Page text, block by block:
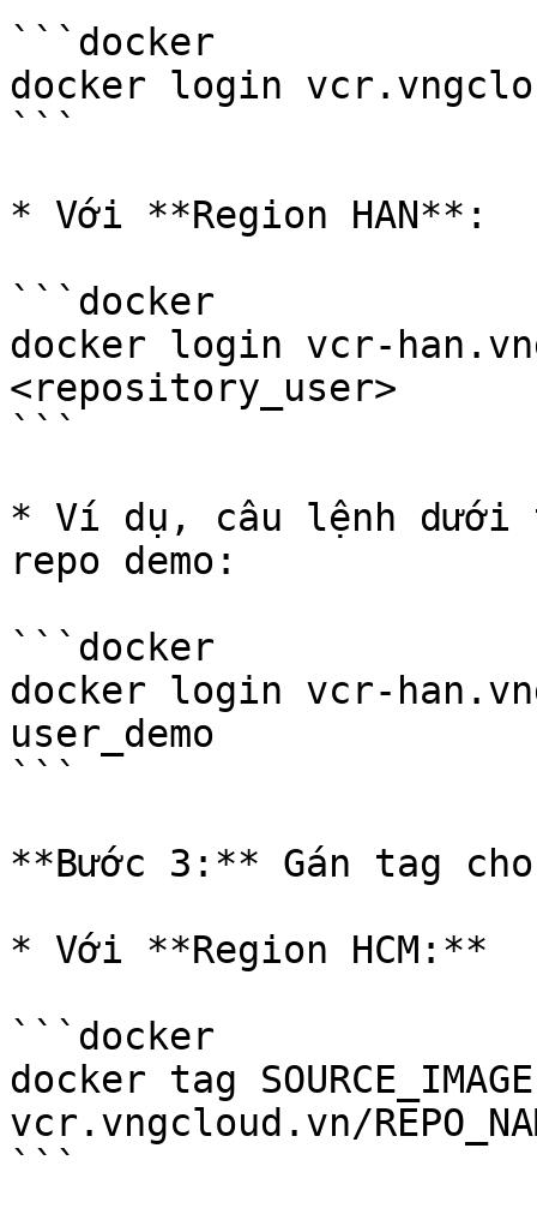
```docker
docker login
```
* Với **Region HAN**:
```docker
docker login vcr-
<repository_user>
```
* Ví dụ, câu lệnh dưới
repo demo:
```docker
docker login vcr-
user_demo
```
**Bước 3:** Gán tag
* Với **Region HCM:**
```docker
docker tag
vcr.vngcloud.vn/
```